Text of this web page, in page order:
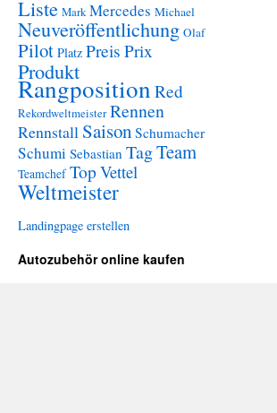
Liste Mark Mercedes Michael
Neuveröffentlichung Olaf
Pilot Platz Preis Prix
Produkt
Rangposition Red
Rekordweltmeister Rennen
Rennstall Saison Schumacher
Schumi Sebastian TagTeam
Teamchef TopVettel
Weltmeister
Landingpage erstellen
Autozubehör online kaufen